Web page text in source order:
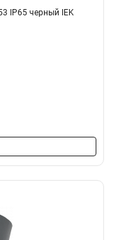
IP65 черный IEK